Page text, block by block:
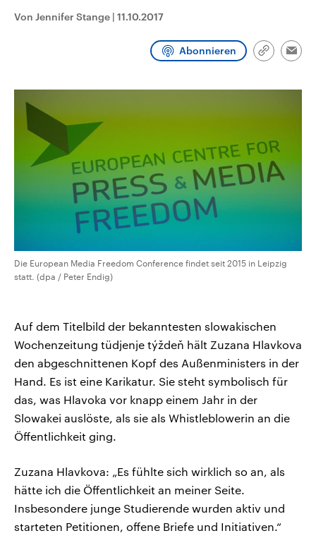
Umfragen, Prognosen,
Wahlprogramme, aktuelle Berichte
und Kandidaten der anstehenden
Von Jennifer Stange | 11.10.2017
Abonnieren
Link
Die European Media Freedom Conference findet seit 2015 in Leipzig
statt. (dpa / Peter Endig)
Auf dem Titelbild der bekanntesten slowakischen
Wochenzeitung tüdjenje týždeň hält Zuzana Hlavkova
den abgeschnittenen Kopf des Außenministers in der
Hand. Es ist eine Karikatur. Sie steht symbolisch für
das, was Hlavoka vor knapp einem Jahr in der
Slowakei auslöste, als sie als Whistleblowerin an die
Öffentlichkeit ging.
Zuzana Hlavkova: „Es fühlte sich wirklich so an, als
hätte ich die Öffentlichkeit an meiner Seite.
Insbesondere junge Studierende wurden aktiv und
starteten Petitionen, offene Briefe und Initiativen.“